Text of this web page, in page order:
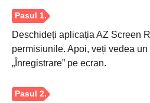
Pasul 1.
Deschideți aplicația AZ Screen
permisiunile. Apoi, veți vedea
„Înregistrare” pe ecran.